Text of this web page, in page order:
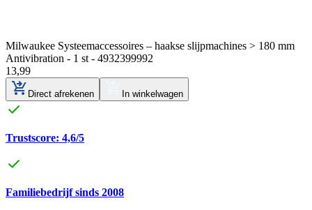
Milwaukee Systeemaccessoires – haakse slijpmachines > 180 mm
Antivibration - 1 st - 4932399992
13,99
Direct afrekenen In winkelwagen
Trustscore: 4,6/5
Familiebedrijf sinds 2008